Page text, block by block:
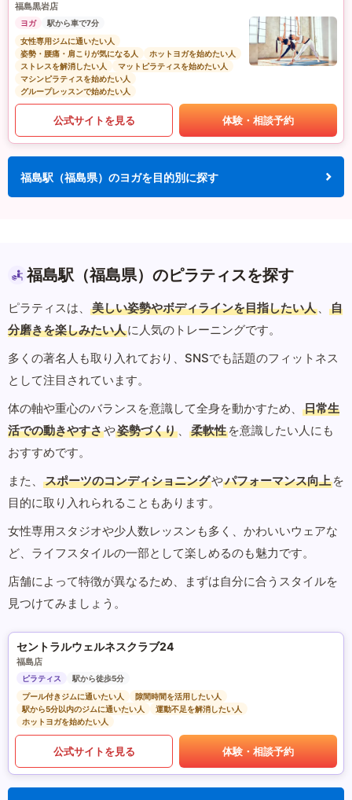
福島黒岩店
ヨガ
駅から車で7分
女性専用ジムに通いたい人
姿勢・腰痛・肩こりが気になる人
ホットヨガを始めたい人
ストレスを解消したい人
マットピラティスを始めたい人
マシンピラティスを始めたい人
グループレッスンで始めたい人
公式サイトを見る 体験・相談予約
福島駅（福島県）のヨガを目的別に探す
福島駅（福島県）のピラティスを探す
ピラティスは、 美しい姿勢やボディラインを目指したい人 、
自
分磨きを楽しみたい人に人気のトレーニングです。
多くの著名人も取り入れており、SNSでも話題のフィットネス
として注目されています。
体の軸や重心のバランスを意識して全身を動かすため、
日常生
活での動きやすさや姿勢づくり 、 柔軟性 を意識したい人にも
おすすめです。
また、
スポーツのコンディショニングやパフォーマンス向上 を
目的に取り入れられることもあります。
女性専用スタジオや少人数レッスンも多く、かわいいウェアな
ど、ライフスタイルの一部として楽しめるのも魅力です。
店舗によって特徴が異なるため、まずは自分に合うスタイルを
見つけてみましょう。
セントラルウェルネスクラブ24
福島店
ピラティス
駅から徒歩5分
プール付きジムに通いたい人
隙間時間を活用したい人
駅から5分以内のジムに通いたい人
運動不足を解消したい人
ホットヨガを始めたい人
公式サイトを見る 体験・相談予約